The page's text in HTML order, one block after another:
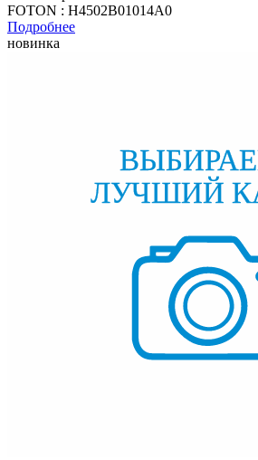
FOTON : H4502B01014A0
Подробнее
новинка